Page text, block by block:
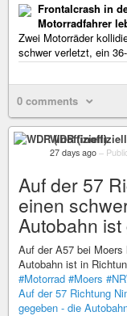
Frontalcrash in
Motorradfahrer
Zwei Motorräder
schwer verletzt, ein
0 comments
WDR
27 days ago –
Auf der 57
einen
Autobahn
Auf der A57 bei
Autobahn ist in
#Motorrad #Moers
Auf der 57 Richtung
gegeben - die